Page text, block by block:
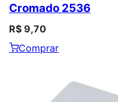
Cromado 2536
R$ 9,70
Comprar